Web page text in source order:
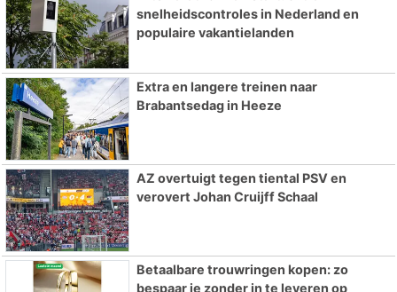
snelheidscontroles in Nederland en
populaire vakantielanden
Extra en langere treinen naar
Brabantsedag in Heeze
AZ overtuigt tegen tiental PSV en
verovert Johan Cruijff Schaal
Betaalbare trouwringen kopen: zo
bespaar je zonder in te leveren op